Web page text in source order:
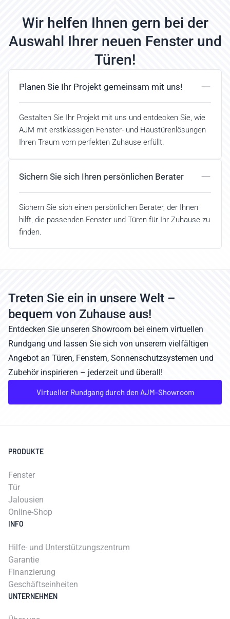
Wir helfen Ihnen gern bei der
Auswahl Ihrer neuen Fenster und
Türen!
Planen Sie Ihr Projekt gemeinsam mit uns!
Gestalten Sie Ihr Projekt mit uns und entdecken Sie, wie
AJM mit erstklassigen Fenster- und Haustürenlösungen
Ihren Traum vom perfekten Zuhause erfüllt.
Sichern Sie sich Ihren persönlichen Berater
Sichern Sie sich einen persönlichen Berater, der Ihnen
hilft, die passenden Fenster und Türen für Ihr Zuhause zu
finden.
Treten Sie ein in unsere Welt –
bequem von Zuhause aus!
Entdecken Sie unseren Showroom bei einem virtuellen
Rundgang und lassen Sie sich von unserem vielfältigen
Angebot an Türen, Fenstern, Sonnenschutzsystemen und
Zubehör inspirieren – jederzeit und überall!
Virtueller Rundgang durch den AJM-Showroom
PRODUKTE
Fenster
Tür
Jalousien
Online-Shop
INFO
Hilfe- und Unterstützungszentrum
Garantie
Finanzierung
Geschäftseinheiten
UNTERNEHMEN